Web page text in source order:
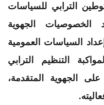
الترابي للسياسات
الجهوية
السياسات العمومية
التنظيم الترابي
على الجهوية المتقدمة،